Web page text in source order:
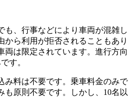
も、行事などにより車両が混雑し
から利用が拒否されることもあり
両は限定されています。進行方向
す。
み料は不要です。乗車料金のみで
も原則不要です。しかし、10名以